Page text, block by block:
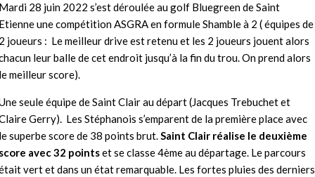
28 juin 2022 s’est déroulée au golf Bluegreen de Saint
une compétition ASGRA en formule Shamble à 2 ( équipes de
joueurs : Le meilleur drive est retenu et les 2 joueurs jouent alors
leur balle de cet endroit jusqu’à la fin du trou. On prend alors
meilleur score).
seule équipe de Saint Clair au départ (Jacques Trebuchet et
Gerry). Les Stéphanois s’emparent de la première place avec
superbe score de 38 points brut.Saint Clair réalise le deuxième
avec 32 pointset se classe 4ème au départage. Le parcours
vert et dans un état remarquable. Les fortes pluies des derniers